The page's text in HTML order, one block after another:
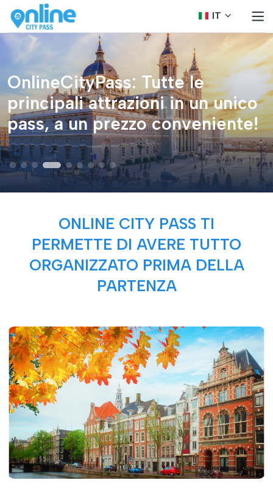
IT
OnlineCityPass: Tutte le
principali attrazioni in un unico
pass, a un prezzo conveniente!
ONLINE CITY PASS TI
PERMETTE DI AVERE TUTTO
ORGANIZZATO PRIMA DELLA
PARTENZA